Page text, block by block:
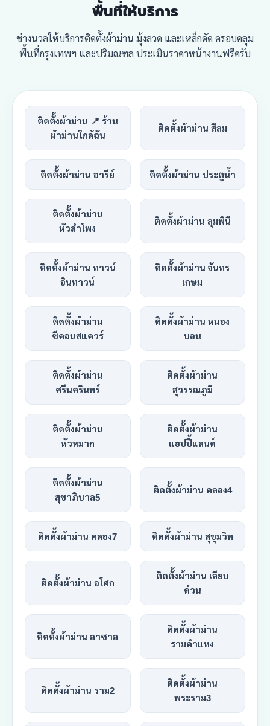
พื้นที่ให้บริการ
ช่างนวลให้บริการติดตั้งผ้าม่าน มุ้งลวด และเหล็กดัด ครอบคลุม
พื้นที่กรุงเทพฯ และปริมณฑล ประเมินราคาหน้างานฟรีครับ
ติดตั้งผ้าม่าน 📍 ร้าน
ผ้าม่านใกล้ฉัน
ติดตั้งผ้าม่าน สีลม
ติดตั้งผ้าม่าน อารีย์ ติดตั้งผ้าม่าน ประตูน้ำ
ติดตั้งผ้าม่าน
หัวลำโพง
ติดตั้งผ้าม่าน ลุมพินี
ติดตั้งผ้าม่าน ทาวน์
อินทาวน์
ติดตั้งผ้าม่าน จันทร
เกษม
ติดตั้งผ้าม่าน
ซีคอนสแควร์
ติดตั้งผ้าม่าน หนอง
บอน
ติดตั้งผ้าม่าน
ศรีนครินทร์
ติดตั้งผ้าม่าน
สุวรรณภูมิ
ติดตั้งผ้าม่าน
หัวหมาก
ติดตั้งผ้าม่าน
แฮปปี้แลนด์
ติดตั้งผ้าม่าน
สุขาภิบาล5
ติดตั้งผ้าม่าน คลอง4
ติดตั้งผ้าม่าน คลอง7 ติดตั้งผ้าม่าน สุขุมวิท
ติดตั้งผ้าม่าน อโศก
ติดตั้งผ้าม่าน เลียบ
ด่วน
ติดตั้งผ้าม่าน ลาซาล
ติดตั้งผ้าม่าน
รามคำแหง
ติดตั้งผ้าม่าน ราม2
ติดตั้งผ้าม่าน
พระราม3